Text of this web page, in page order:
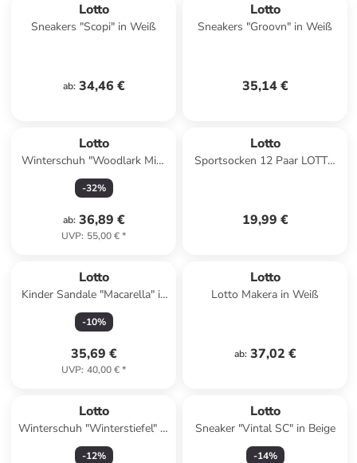
Lotto
Sneakers "Scopi" in Weiß
ab: 34,46 €
Lotto
Sneakers "Groovn" in Weiß
35,14 €
Lotto
Winterschuh "Woodlark Mid"
in Schwarz
-32%
ab: 36,89 €
UVP: 55,00 €*
Lotto
Sportsocken 12 Paar LOTTO
19,99 €
Lotto
Kinder Sandale "Macarella" in
Pink
-10%
35,69 €
UVP: 40,00 €*
Lotto
Lotto Makera in Weiß
ab: 37,02 €
Lotto
Winterschuh "Winterstiefel" in
Schwarz
-12%
Lotto
Sneaker "Vintal SC" in Beige
-14%